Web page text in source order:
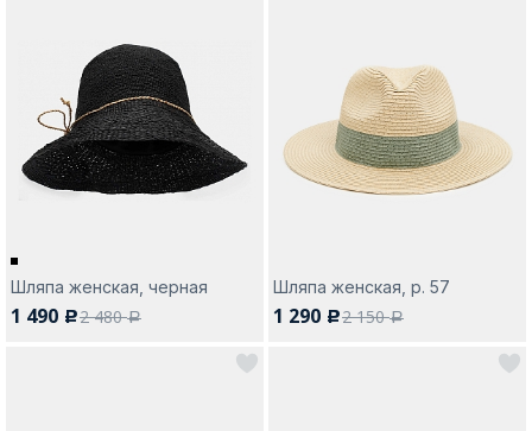
Шляпа женская, черная
1 490 c2 480a
Шляпа женская, р. 57
1 290 c2 150a